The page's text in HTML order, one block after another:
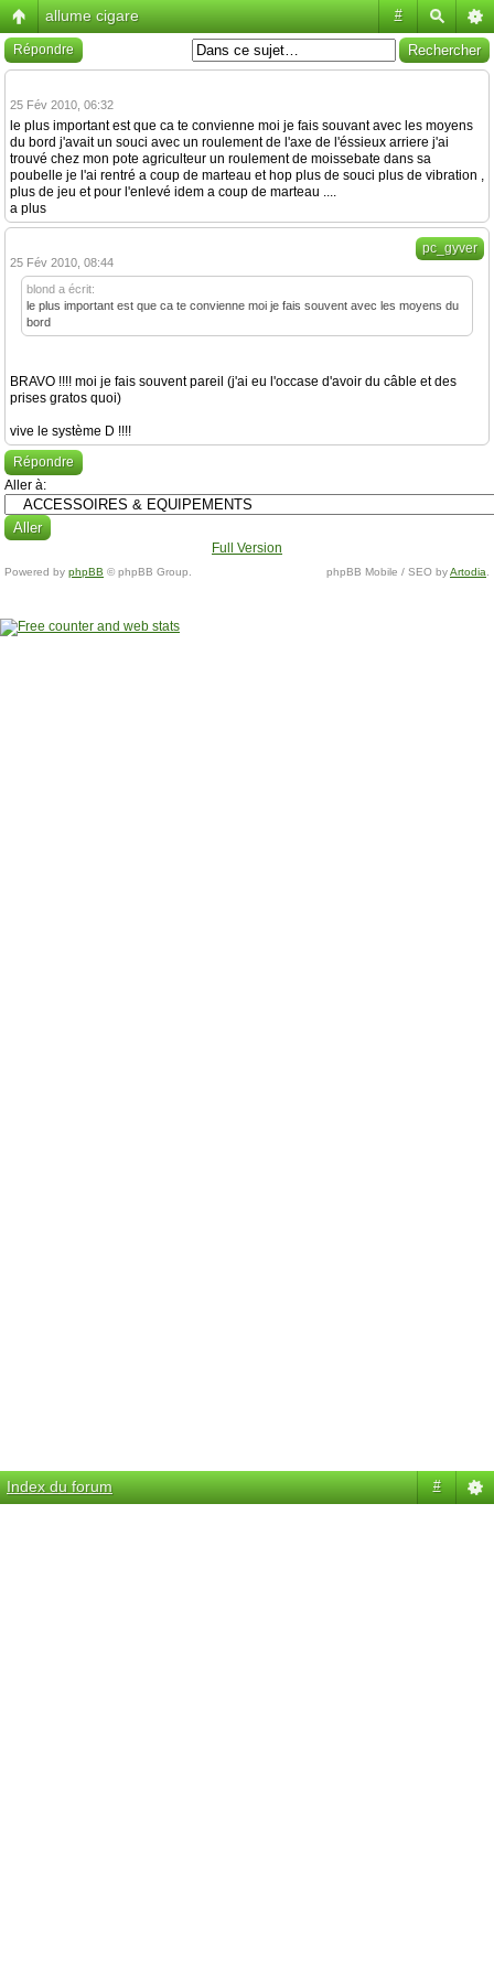
#
allume cigare
Répondre
25 Fév 2010, 06:32
le plus important est que ca te convienne moi je fais souvant avec les moyens
du bord j'avait un souci avec un roulement de l'axe de l'éssieux arriere j'ai
trouvé chez mon pote agriculteur un roulement de moissebate dans sa
poubelle je l'ai rentré a coup de marteau et hop plus de souci plus de vibration ,
plus de jeu et pour l'enlevé idem a coup de marteau ....
a plus
pc_gyver
25 Fév 2010, 08:44
blond a écrit:
le plus important est que ca te convienne moi je fais souvent avec les moyens du
bord
BRAVO !!!! moi je fais souvent pareil (j'ai eu l'occase d'avoir du câble et des
prises gratos quoi)
vive le système D !!!!
Répondre
Aller à:
Full Version
Powered by phpBB © phpBB Group. phpBB Mobile / SEO byArtodia
Index du forum #